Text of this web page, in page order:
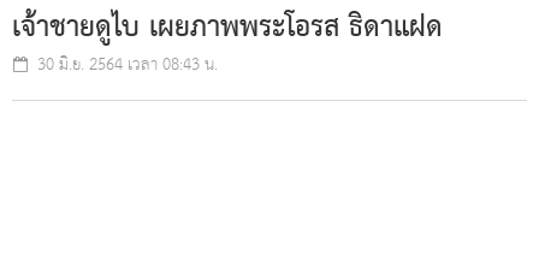
เจ้าชายดูไบ เผยภาพพระโอรส ธิดาแฝด
30 มิ.ย. 2564 เวลา 08:43 น.